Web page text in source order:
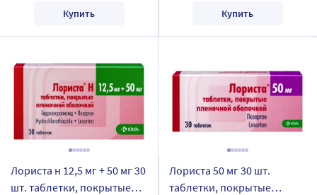
Купить Купить
Лориста н 12,5 мг + 50 мг 30
шт. таблетки, покрытые
Лориста 50 мг 30 шт.
таблетки, покрытые